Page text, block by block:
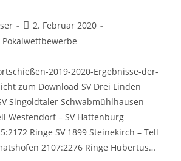
Beitrag
veröffentlicht:
2. Februar 2020
Pokalwettbewerbe
2019-2020-Ergebnisse-der-
zum Download SV Drei Linden
Singoldtaler Schwabmühlhausen
Westendorf – SV Hattenburg
Ringe SV 1899 Steinekirch – Tell
2107:2276 Ringe Hubertus…